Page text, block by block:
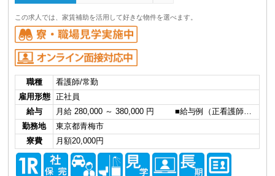
この求人では、家賃補助を活用して好きな物件を選べます。
職種
看護師/常勤
雇用形態
正社員
給与
月給 280,000 ～ 380,000 円 ■給与例（正看護師…
勤務地
東京都青梅市
寮費
月額20,000円